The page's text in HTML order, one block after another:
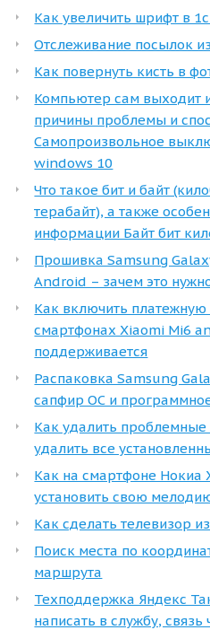
Как увеличить шрифт в 1с
Отслеживание посылок
Как повернуть кисть в
Компьютер сам выходит
причины проблемы и
Самопроизвольное
windows 10
Что такое бит и байт
терабайт), а также
информации Байт бит
Прошивка Samsung
Android – зачем это
Как включить платежную
смартфонах Xiaomi Mi6
поддерживается
Распаковка Samsung
сапфир ОС и
Как удалить
удалить все
Как на смартфоне Нокиа
установить свою
Как сделать телевизор
Поиск места по
маршрута
Техподдержка Яндекс
написать в службу,